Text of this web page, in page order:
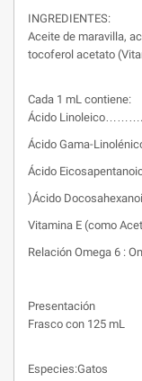
INGREDIENTES:
Aceite de maravilla,
tocoferol acetato
Cada 1 mL contiene:
Ácido
Ácido Gama-
Ácido
)Ácido
Vitamina E (como
Relación Omega 6 :
Presentación
Frasco con 125 mL
Especies:Gatos